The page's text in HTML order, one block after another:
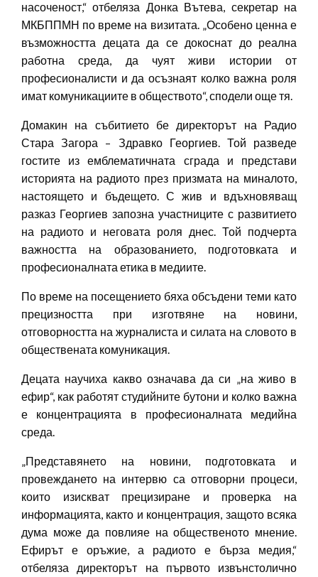
насоченост,“ отбеляза Донка Вътева, секретар на
МКБППМН по време на визитата. „Особено ценна е
възможността децата да се докоснат до реална
работна среда, да чуят живи истории от
професионалисти и да осъзнаят колко важна роля
имат комуникациите в обществото“, сподели още тя.
Домакин на събитието бе директорът на Радио
Стара Загора – Здравко Георгиев. Той разведе
гостите из емблематичната сграда и представи
историята на радиото през призмата на миналото,
настоящето и бъдещето. С жив и вдъхновяващ
разказ Георгиев запозна участниците с развитието
на радиото и неговата роля днес. Той подчерта
важността на образованието, подготовката и
професионалната етика в медиите.
По време на посещението бяха обсъдени теми като
прецизността при изготвяне на новини,
отговорността на журналиста и силата на словото в
обществената комуникация.
Децата научиха какво означава да си „на живо в
ефир“, как работят студийните бутони и колко важна
е концентрацията в професионалната медийна
среда.
„Представянето на новини, подготовката и
провеждането на интервю са отговорни процеси,
които изискват прецизиране и проверка на
информацията, както и концентрация, защото всяка
дума може да повлияе на общественото мнение.
Ефирът е оръжие, а радиото е бърза медия,“
отбеляза директорът на първото извънстолично